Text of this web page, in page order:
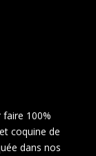
100%
coquine de
dans nos